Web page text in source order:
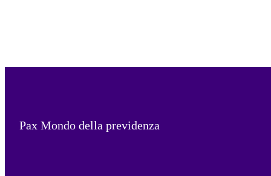
Pax Mondo della previdenza